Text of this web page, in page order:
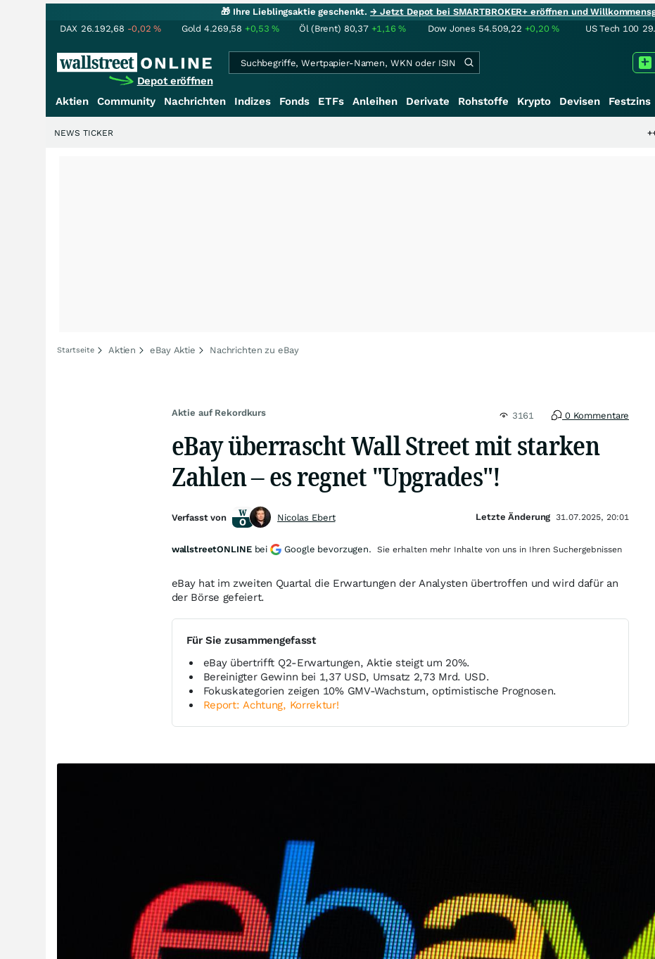
🎁 Ihre Lieblingsaktie geschenkt.→ Jetzt Depot bei SMARTBROKER+ eröffnen und
DAX 26.192,68 -0,02% Gold 4.269,58 +0,53% Öl (Brent) 80,37 +1,16% Dow Jones 54.509,22 +0,20% US Tech 100
Depot eröffnen
Aktien Community Nachrichten Indizes Fonds ETFs Anleihen Derivate Rohstoffe Krypto Devisen Festzins
Schwere
NEWS TICKER
Startseite Aktien eBay Aktie Nachrichten zu eBay
Aktie auf Rekordkurs 3161 0 Kommentare
eBay überrascht Wall Street mit starken
Zahlen – es regnet "Upgrades"!
eBay hat im zweiten Quartal die Erwartungen der Analysten übertroffen und wird dafür an
der Börse gefeiert.
Für Sie zusammengefasst
eBay übertrifft Q2-Erwartungen, Aktie steigt um 20%.
Bereinigter Gewinn bei 1,37 USD, Umsatz 2,73 Mrd. USD.
Fokuskategorien zeigen 10% GMV-Wachstum, optimistische Prognosen.
Report: Achtung, Korrektur!
Verfasst von Nicolas Ebert Letzte Änderung 31.07.2025, 20:01
wallstreetONLINE bei Google bevorzugen. Sie erhalten mehr Inhalte von uns in Ihren Suchergebnissen